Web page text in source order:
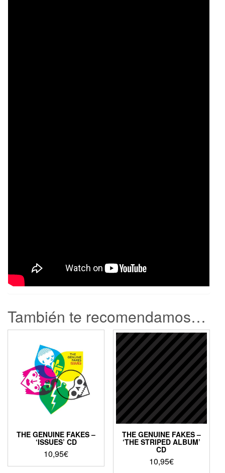
También te recomendamos…
THE GENUINE FAKES –
‘ISSUES’ CD
10,95€
THE GENUINE FAKES –
‘THE STRIPED ALBUM’
CD
10,95€